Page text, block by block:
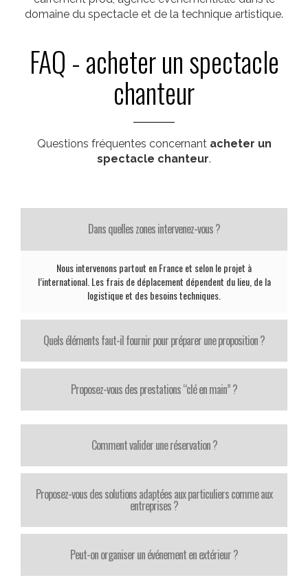
domaine du spectacle et de la technique artistique.
FAQ - acheter un spectacle
chanteur
Questions fréquentes concernant acheter un
spectacle chanteur.
Dans quelles zones intervenez-vous ?
Nous intervenons partout en France et selon le projet à
l’international. Les frais de déplacement dépendent du lieu, de la
logistique et des besoins techniques.
Quels éléments faut-il fournir pour préparer une proposition ?
Proposez-vous des prestations “clé en main” ?
Comment valider une réservation ?
Proposez-vous des solutions adaptées aux particuliers comme aux
entreprises ?
Peut-on organiser un événement en extérieur ?